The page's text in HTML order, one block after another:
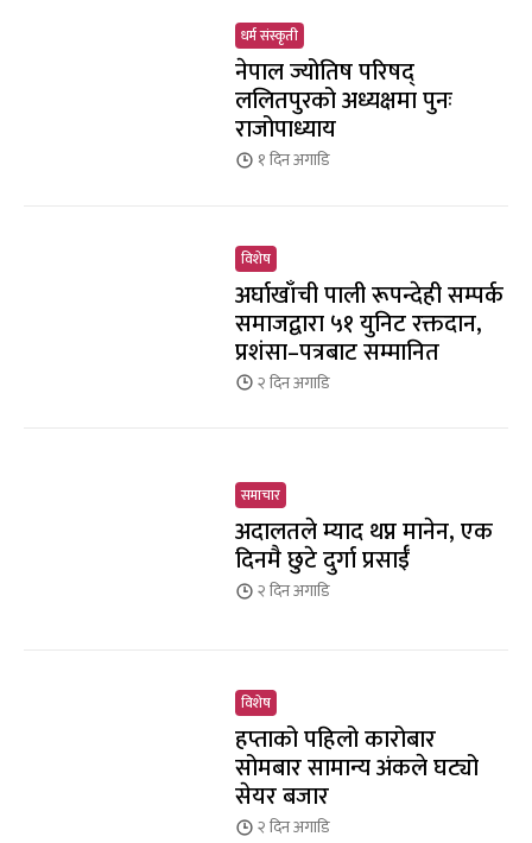
धर्म संस्कृती
नेपाल ज्योतिष परिषद्
ललितपुरको अध्यक्षमा पुनः
राजोपाध्याय
१ दिनअगाडि
विशेष
अर्घाखाँची पाली रूपन्देही सम्पर्क
समाजद्वारा ५१ युनिट रक्तदान,
प्रशंसा–पत्रबाट सम्मानित
२ दिनअगाडि
समाचार
अदालतले म्याद थप्न मानेन, एक
दिनमै छुटे दुर्गा प्रसाईँ
२ दिनअगाडि
विशेष
हप्ताको पहिलो कारोबार
सोमबार सामान्य अंकले घट्यो
सेयर बजार
२ दिनअगाडि